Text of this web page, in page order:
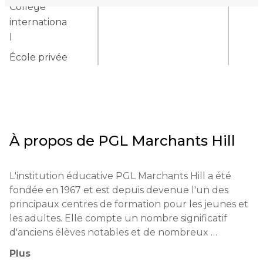
Collège
internationa
École privée
À propos de PGL Marchants Hill
L'institution éducative PGL Marchants Hill a été
fondée en 1967 et est depuis devenue l'un des
principaux centres de formation pour les jeunes et
les adultes. Elle compte un nombre significatif
d'anciens élèves notables et de nombreux
organisations à travers le monde.
Plus